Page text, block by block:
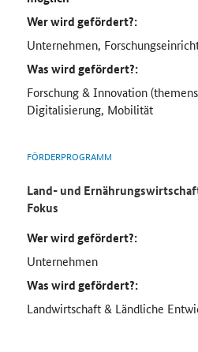
Wer wird gefördert?:
Unternehmen,
Was wird gefördert?:
Forschung & Innovation
Digitalisierung, Mobilität
FÖRDERPROGRAMM
Land- und
Fokus
Wer wird gefördert?:
Unternehmen
Was wird gefördert?:
Landwirtschaft & Ländliche